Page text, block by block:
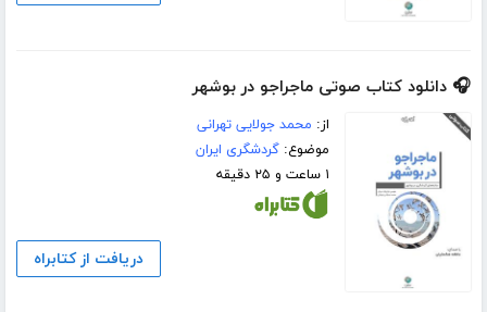
🎧 دانلود کتاب صوتی ماجراجو در بوشهر
از: محمد جولایی تهرانی
موضوع:گردشگری ایران
۱ ساعت و ۲۵ دقیقه
دریافت از کتابراه